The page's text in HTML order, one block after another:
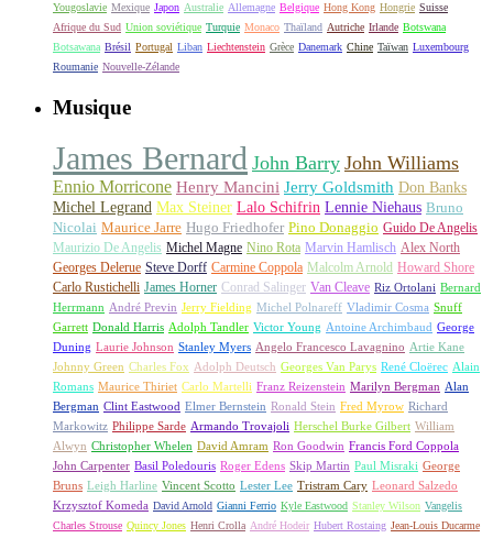
Yougoslavie Mexique Japon Australie Allemagne Belgique Hong Kong Hongrie Suisse
Afrique du Sud Union soviétique Turquie Monaco Thaïland Autriche Irlande Botswana
Botsawana Brésil Portugal Liban Liechtenstein Grèce Danemark Chine Taïwan Luxembourg
Roumanie Nouvelle-Zélande
Musique
James Bernard John Barry John Williams
Ennio Morricone Henry Mancini Jerry Goldsmith Don Banks
Michel Legrand Max Steiner Lalo Schifrin Lennie Niehaus Bruno
Nicolai Maurice Jarre Hugo Friedhofer Pino Donaggio Guido De Angelis
Maurizio De Angelis Michel Magne Nino Rota Marvin Hamlisch Alex North
Georges Delerue Steve Dorff Carmine Coppola Malcolm Arnold Howard Shore
Carlo Rustichelli James Horner Conrad Salinger Van Cleave Riz Ortolani Bernard
Herrmann André Previn Jerry Fielding Michel Polnareff Vladimir Cosma Snuff
Garrett Donald Harris Adolph Tandler Victor Young Antoine Archimbaud George
Duning Laurie Johnson Stanley Myers Angelo Francesco Lavagnino Artie Kane
Johnny Green Charles Fox Adolph Deutsch Georges Van Parys René Cloërec Alain
Romans Maurice Thiriet Carlo Martelli Franz Reizenstein Marilyn Bergman Alan
Bergman Clint Eastwood Elmer Bernstein Ronald Stein Fred Myrow Richard
Markowitz Philippe Sarde Armando Trovajoli Herschel Burke Gilbert William
Alwyn Christopher Whelen David Amram Ron Goodwin Francis Ford Coppola
John Carpenter Basil Poledouris Roger Edens Skip Martin Paul Misraki George
Bruns Leigh Harline Vincent Scotto Lester Lee Tristram Cary Leonard Salzedo
Krzysztof Komeda David Arnold Gianni Ferrio Kyle Eastwood Stanley Wilson Vangelis
Charles Strouse Quincy Jones Henri Crolla André Hodeir Hubert Rostaing Jean-Louis Ducarme